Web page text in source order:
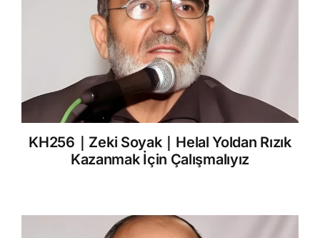
KH256｜Zeki Soyak｜Helal Yoldan Rızık
Kazanmak İçin Çalışmalıyız